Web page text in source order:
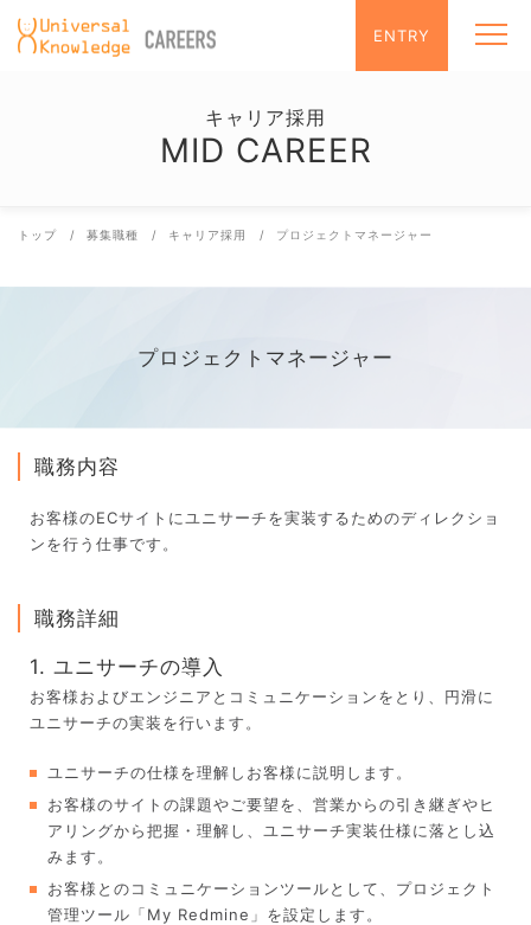
ENTRY メニュ
メッセ
キャリア採用
MID CAREER
トップ 募集職種 キャリア採用 プロジェクトマネージャー
プロジェクトマネージャー
職務内容
お客様のECサイトにユニサーチを実装するためのディレクショ
ンを行う仕事です。
職務詳細
1. ユニサーチの導入
お客様およびエンジニアとコミュニケーションをとり、円滑に
ユニサーチの実装を行います。
ユニサーチの仕様を理解しお客様に説明します。
お客様のサイトの課題やご要望を、営業からの引き継ぎやヒ
アリングから把握・理解し、ユニサーチ実装仕様に落とし込
みます。
お客様とのコミュニケーションツールとして、プロジェクト
管理ツール「My Redmine」を設定します。